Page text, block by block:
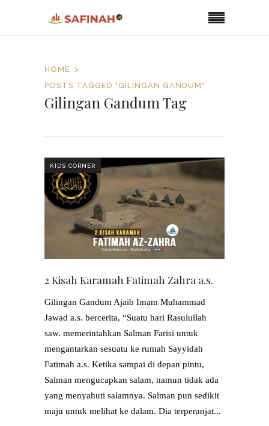
HOME
POSTS TAGGED "GILINGAN GANDUM"
Gilingan Gandum Tag
KIDS CORNER
2 Kisah Karamah Fatimah Zahra a.s.
Gilingan Gandum Ajaib Imam Muhammad
Jawad a.s. bercerita, “Suatu hari Rasulullah
saw. memerintahkan Salman Farisi untuk
mengantarkan sesuatu ke rumah Sayyidah
Fatimah a.s. Ketika sampai di depan pintu,
Salman mengucapkan salam, namun tidak ada
yang menyahuti salamnya. Salman pun sedikit
maju untuk melihat ke dalam. Dia terperanjat